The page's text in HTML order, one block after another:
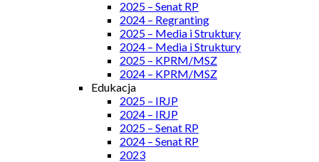
2025 – Senat RP
2024 – Regranting
2025 – Media i Struktury
2024 – Media i Struktury
2025 – KPRM/MSZ
2024 – KPRM/MSZ
Edukacja
2025 – IRJP
2024 – IRJP
2025 – Senat RP
2024 – Senat RP
2023